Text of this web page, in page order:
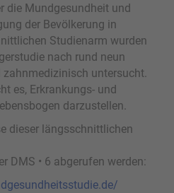
die Mundgesundheit und
der Bevölkerung in
Studienarm wurden
nach rund neun
untersucht.
es, Erkrankungs- und
darzustellen.
dieser längsschnittlichen
DMS • 6 abgerufen werden:
/